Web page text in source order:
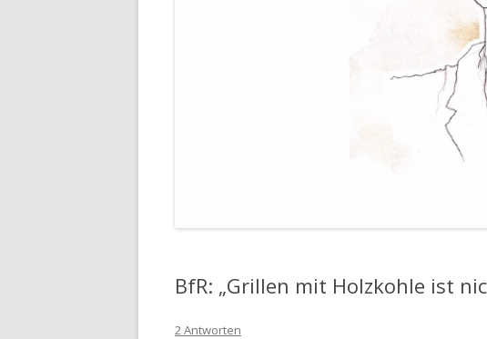
BfR: „Grillen mit Holzkohle ist
2 Antworten